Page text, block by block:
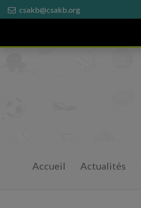
csakb@csakb.org
Accueil Actualités